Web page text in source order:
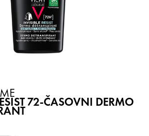
72-ČASOVNI DERMO